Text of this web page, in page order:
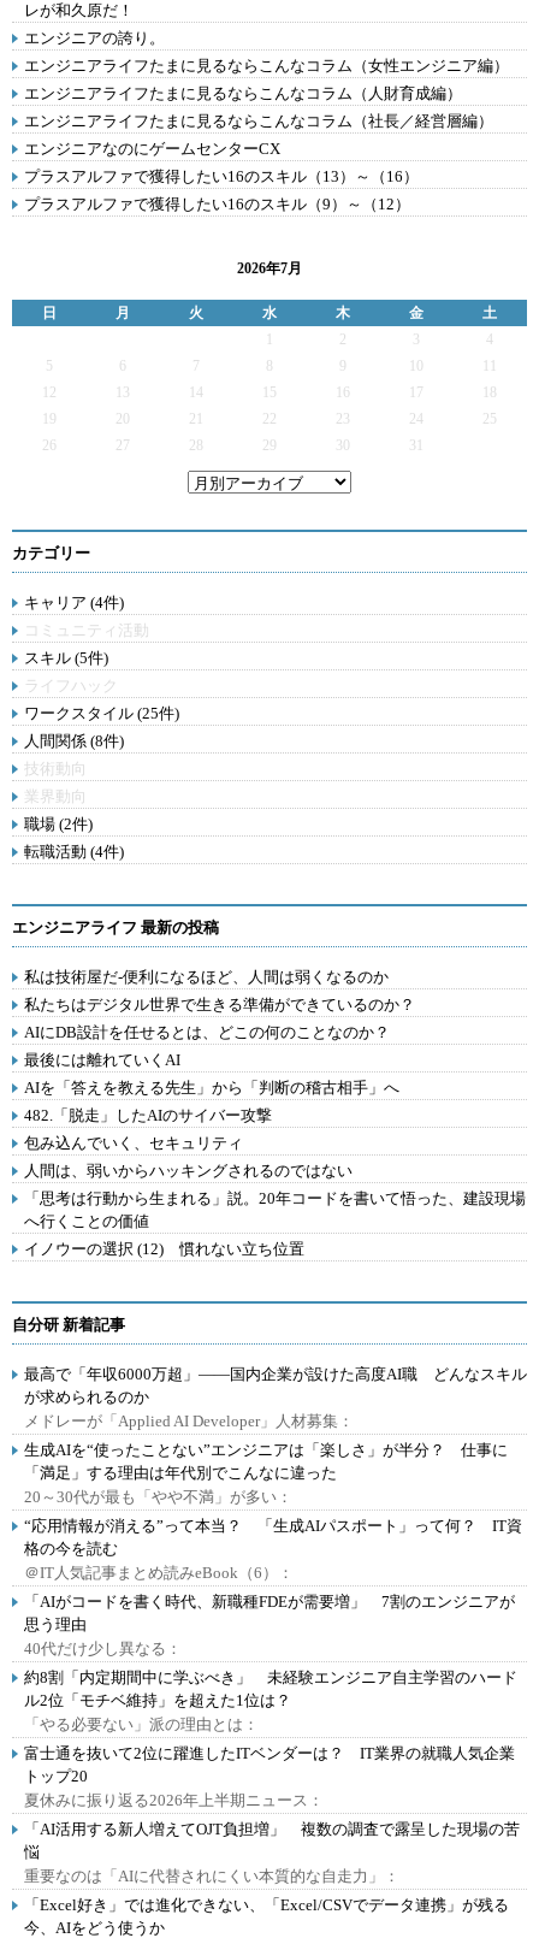
レが和久原だ！
エンジニアの誇り。
エンジニアライフたまに見るならこんなコラム（女性エンジニア編）
エンジニアライフたまに見るならこんなコラム（人財育成編）
エンジニアライフたまに見るならこんなコラム（社長／経営層編）
エンジニアなのにゲームセンターCX
プラスアルファで獲得したい16のスキル（13）～（16）
プラスアルファで獲得したい16のスキル（9）～（12）
2026年7月
日 月 火 水 木 金
土
2 3
4
5
6 7 9
12
13 14 15 16 17
19
20 21 22 23 24
25
26
27 28 29 30 31
カテゴリー
キャリア (4件)
コミュニティ活動
スキル (5件)
ライフハック
ワークスタイル (25件)
人間関係 (8件)
技術動向
業界動向
職場 (2件)
転職活動 (4件)
エンジニアライフ 最新の投稿
私は技術屋だ-便利になるほど、人間は弱くなるのか
私たちはデジタル世界で生きる準備ができているのか？
AIにDB設計を任せるとは、どこの何のことなのか？
最後には離れていくAI
AIを「答えを教える先生」から「判断の稽古相手」へ
482.「脱走」したAIのサイバー攻撃
包み込んでいく、セキュリティ
人間は、弱いからハッキングされるのではない
「思考は行動から生まれる」説。20年コードを書いて悟った、建設現場
へ行くことの価値
イノウーの選択 (12) 慣れない立ち位置
自分研 新着記事
最高で「年収6000万超」――国内企業が設けた高度AI職 どんなスキル
が求められるのか
メドレーが「Applied AI Developer」人材募集：
生成AIを“使ったことない”エンジニアは「楽しさ」が半分？ 仕事に
「満足」する理由は年代別でこんなに違った
20～30代が最も「やや不満」が多い：
“応用情報が消える”って本当？ 「生成AIパスポート」って何？ IT資
格の今を読む
＠IT人気記事まとめ読みeBook（6）：
「AIがコードを書く時代、新職種FDEが需要増」 7割のエンジニアが
思う理由
40代だけ少し異なる：
約8割「内定期間中に学ぶべき」 未経験エンジニア自主学習のハード
ル2位「モチベ維持」を超えた1位は？
「やる必要ない」派の理由とは：
富士通を抜いて2位に躍進したITベンダーは？ IT業界の就職人気企業
トップ20
夏休みに振り返る2026年上半期ニュース：
「AI活用する新人増えてOJT負担増」 複数の調査で露呈した現場の苦
悩
重要なのは「AIに代替されにくい本質的な自走力」：
「Excel好き」では進化できない、「Excel/CSVでデータ連携」が残る
今、AIをどう使うか